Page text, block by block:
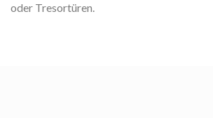
oder Tresortüren.